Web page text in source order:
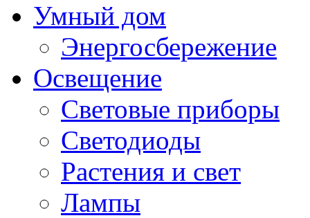
Умный дом
Энергосбережение
Освещение
Световые приборы
Светодиоды
Растения и свет
Лампы